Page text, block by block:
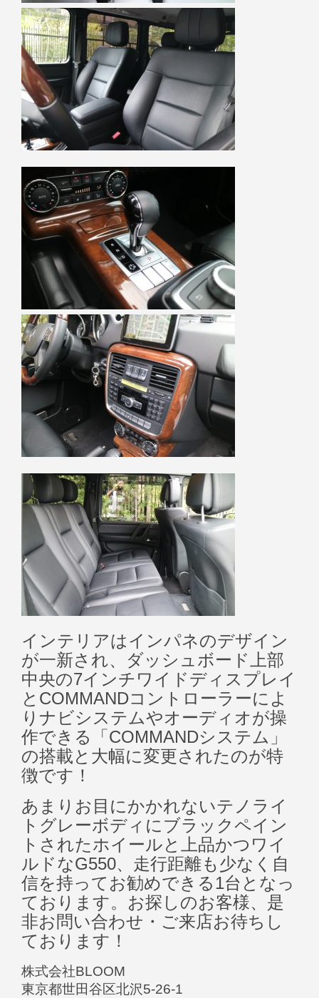
インテリアはインパネのデザイン
が一新され、ダッシュボード上部
中央の7インチワイドディスプレイ
とCOMMANDコントローラーによ
りナビシステムやオーディオが操
作できる「COMMANDシステム」
の搭載と大幅に変更されたのが特
徴です！
あまりお目にかかれないテノライ
トグレーボディにブラックペイン
トされたホイールと上品かつワイ
ルドなG550、走行距離も少なく自
信を持ってお勧めできる1台となっ
ております。お探しのお客様、是
非お問い合わせ・ご来店お待ちし
ております！
株式会社BLOOM
東京都世田谷区北沢5-26-1